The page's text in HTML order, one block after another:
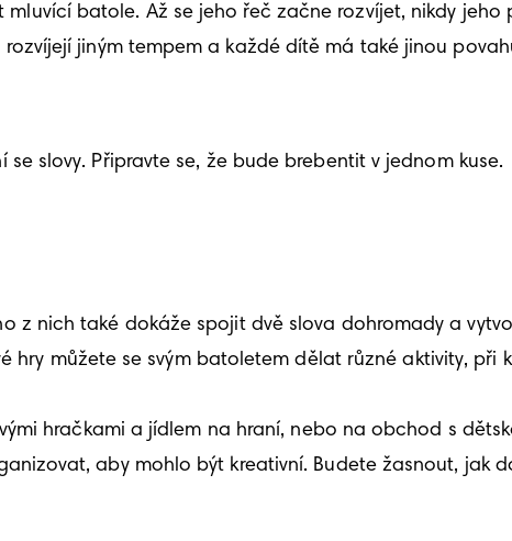
batole. Až se jeho řeč začne rozvíjet, nikdy jeho
jiným tempem a každé dítě má také jinou
slovy. Připravte se, že bude brebentit v jednom kuse.
z nich také dokáže spojit dvě slova dohromady a
můžete se svým batoletem dělat různé aktivity, při
hračkami a jídlem na hraní, nebo na obchod s
aby mohlo být kreativní. Budete žasnout, jak